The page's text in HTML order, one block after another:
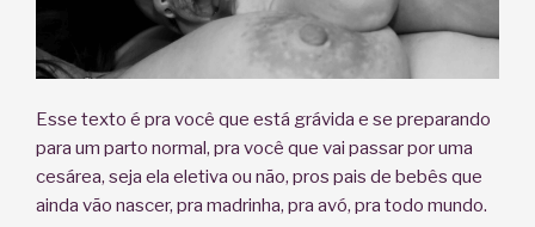
Esse texto é pra você que está grávida e se preparando
para um parto normal, pra você que vai passar por uma
cesárea, seja ela eletiva ou não, pros pais de bebês que
ainda vão nascer, pra madrinha, pra avó, pra todo mundo.